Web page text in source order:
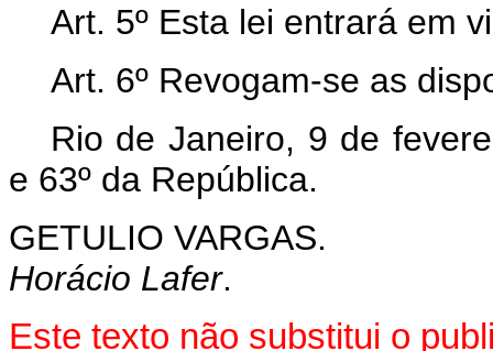
Art. 5º Esta lei entrará em
Art. 6º Revogam-se as
Rio de Janeiro, 9 de
e 63º da República.
GETULIO VARGAS.
Horácio Lafer.
Este texto não substitui o